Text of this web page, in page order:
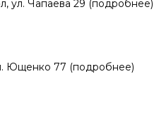
ул. Чапаева 29 (подробнее)
Ющенко 77 (подробнее)